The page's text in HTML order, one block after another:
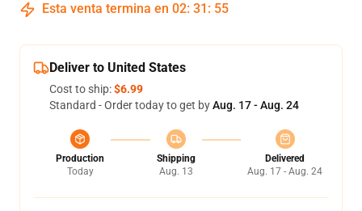
Esta venta termina en 02: 31 : 54
Deliver to United States
Cost to ship:$6.99
Standard - Order today to get byAug. 17 - Aug. 24
Production
Today
Shipping
Aug. 13
Delivered
Aug. 17 - Aug. 24